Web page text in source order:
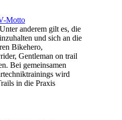
Motto
Unter anderem gilt es, die
und sich an die
Bikehero,
Gentleman on trail
Bei gemeinsamen
wird
in die Praxis